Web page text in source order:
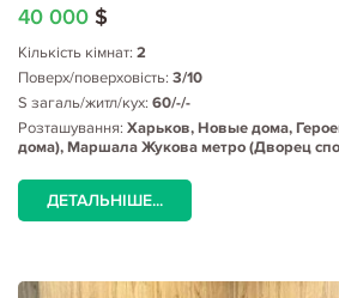
40 000 $
Кількість кімнат: 2
Поверх/поверховість: 3/10
S загаль/житл/кух: 60/-/-
Розташування: Харьков, Новые дома,
дома), Маршала Жукова метро (Дворец
ДЕТАЛЬНІШЕ...